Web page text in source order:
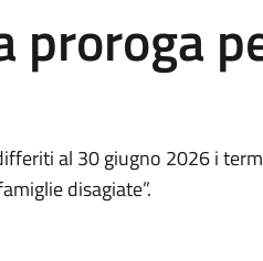
proroga
al 30 giugno 2026 i
disagiate”.